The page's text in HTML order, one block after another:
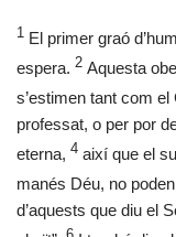
1 El primer graó
espera. 2 Aquesta
s’estimen tant com el
professat, o per por
eterna, 4 així que el
manés Déu, no
d’aquests que diu el